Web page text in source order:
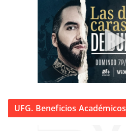
UFG. Beneficios Académicos